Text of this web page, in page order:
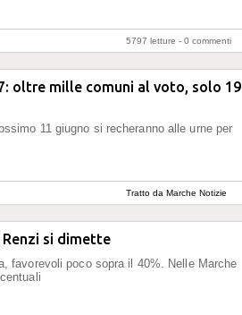
5797 letture - 0 commenti
oltre mille comuni al voto, solo 19
11 giugno si recheranno alle urne per
Tratto da Marche Notizie
si dimette
favorevoli poco sopra il 40%. Nelle Marche